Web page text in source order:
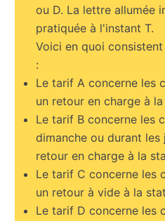
ou D. La lettre allumée
pratiquée à l'instant T.
Voici en quoi
:
Le tarif A concerne les
un retour en charge à
Le tarif B concerne les
dimanche ou durant les
retour en charge à la
Le tarif C concerne les
un retour à vide à la
Le tarif D concerne les